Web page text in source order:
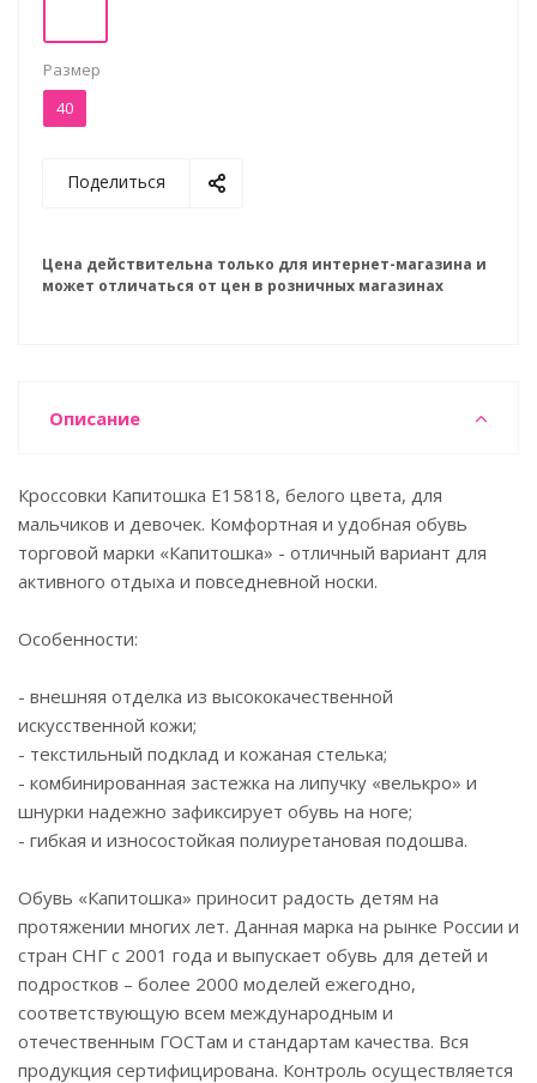
Размер
40
Поделиться
Цена действительна только для интернет-магазина и
может отличаться от цен в розничных магазинах
Описание
Кроссовки Капитошка E15818, белого цвета, для
мальчиков и девочек. Комфортная и удобная обувь
торговой марки «Капитошка» - отличный вариант для
активного отдыха и повседневной носки.
Особенности:
- внешняя отделка из высококачественной
искусственной кожи;
- текстильный подклад и кожаная стелька;
- комбинированная застежка на липучку «велькро» и
шнурки надежно зафиксирует обувь на ноге;
- гибкая и износостойкая полиуретановая подошва.
Обувь «Капитошка» приносит радость детям на
протяжении многих лет. Данная марка на рынке России и
стран СНГ с 2001 года и выпускает обувь для детей и
подростков – более 2000 моделей ежегодно,
соответствующую всем международным и
отечественным ГОСТам и стандартам качества. Вся
продукция сертифицирована. Контроль осуществляется